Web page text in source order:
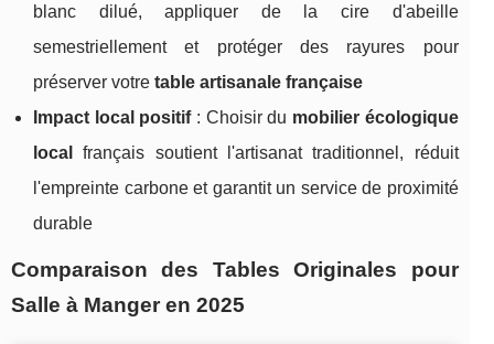
blanc dilué, appliquer de la cire d'abeille
semestriellement et protéger des rayures pour
préserver votre table artisanale française
Impact local positif: Choisir du mobilier écologique
local
français soutient l'artisanat traditionnel, réduit
l'empreinte carbone et garantit un service de proximité
durable
Comparaison des Tables Originales pour
Salle à Manger en 2025